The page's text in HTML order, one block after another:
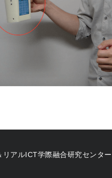
リアルICT学際融合研究センター